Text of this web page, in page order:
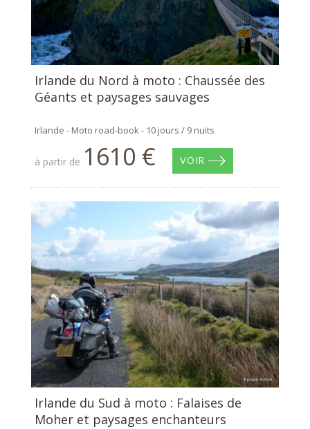
Irlande du Nord à moto : Chaussée des
Géants et paysages sauvages
Irlande - Moto road-book - 10 jours / 9 nuits
à partir de 1610 € VOIR
Irlande du Sud à moto : Falaises de
Moher et paysages enchanteurs